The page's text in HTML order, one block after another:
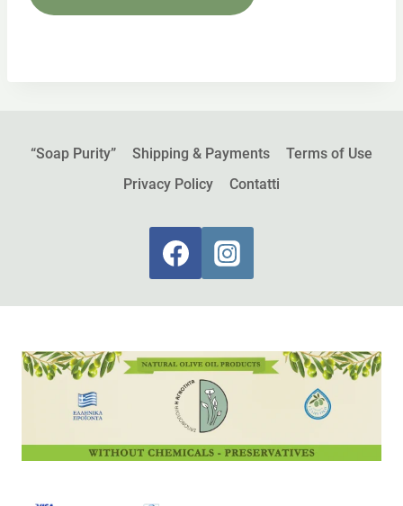
“Soap Purity” Shipping & Payments
Terms of Use
Privacy Policy
Contatti